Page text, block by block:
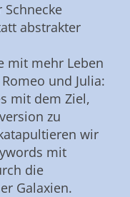
abstrakter
mit mehr Leben
und Julia:
mit dem Ziel,
zu
wir
mit
die
Galaxien.